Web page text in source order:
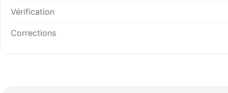
Vérification
Corrections